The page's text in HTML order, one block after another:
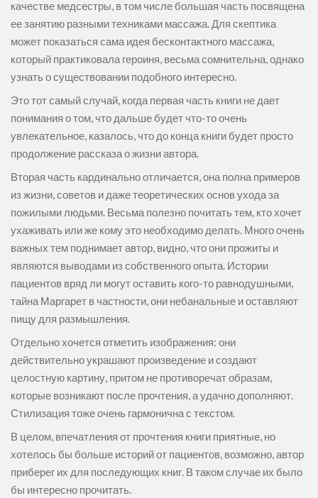
качестве медсестры, в том числе большая часть посвящена
ее занятию разными техниками массажа. Для скептика
может показаться сама идея бесконтактного массажа,
который практиковала героиня, весьма сомнительна, однако
узнать о существовании подобного интересно.
Это тот самый случай, когда первая часть книги не дает
понимания о том, что дальше будет что-то очень
увлекательное, казалось, что до конца книги будет просто
продолжение рассказа о жизни автора.
Вторая часть кардинально отличается, она полна примеров
из жизни, советов и даже теоретических основ ухода за
пожилыми людьми. Весьма полезно почитать тем, кто хочет
ухаживать или же кому это необходимо делать. Много очень
важных тем поднимает автор, видно, что они прожиты и
являются выводами из собственного опыта. Истории
пациентов вряд ли могут оставить кого-то равнодушными,
тайна Маргарет в частности, они небанальные и оставляют
пищу для размышления.
Отдельно хочется отметить изображения: они
действительно украшают произведение и создают
целостную картину, притом не противоречат образам,
которые возникают после прочтения, а удачно дополняют.
Стилизация тоже очень гармонична с текстом.
В целом, впечатления от прочтения книги приятные, но
хотелось бы больше историй от пациентов, возможно, автор
приберег их для последующих книг. В таком случае их было
бы интересно прочитать.